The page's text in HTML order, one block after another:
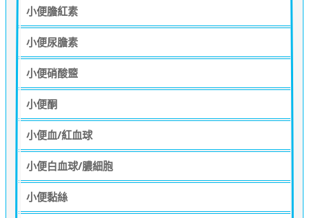
小便膽紅素
小便尿膽素
小便硝酸盬
小便酮
小便血/紅血球
小便白血球/膿細胞
小便黏絲